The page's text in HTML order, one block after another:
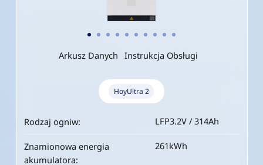
Arkusz Danych Instrukcja Obsługi
HoyUltra 2
Rodzaj ogniw: LFP3.2V / 314Ah
Znamionowa energia
akumulatora:
261kWh